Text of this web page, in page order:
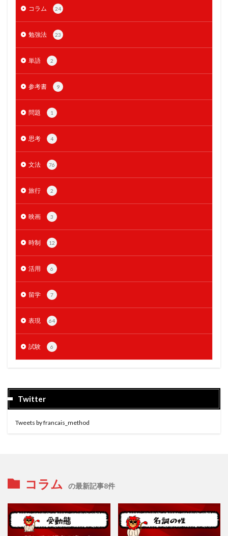
コラム 24
勉強法 23
単語 2
参考書 9
問題 1
思考 4
文法 76
旅行 2
映画 3
時制 12
活用 6
留学 7
表現 64
試験 6
Twitter
Tweets by francais_method
コラム の最新記事8件